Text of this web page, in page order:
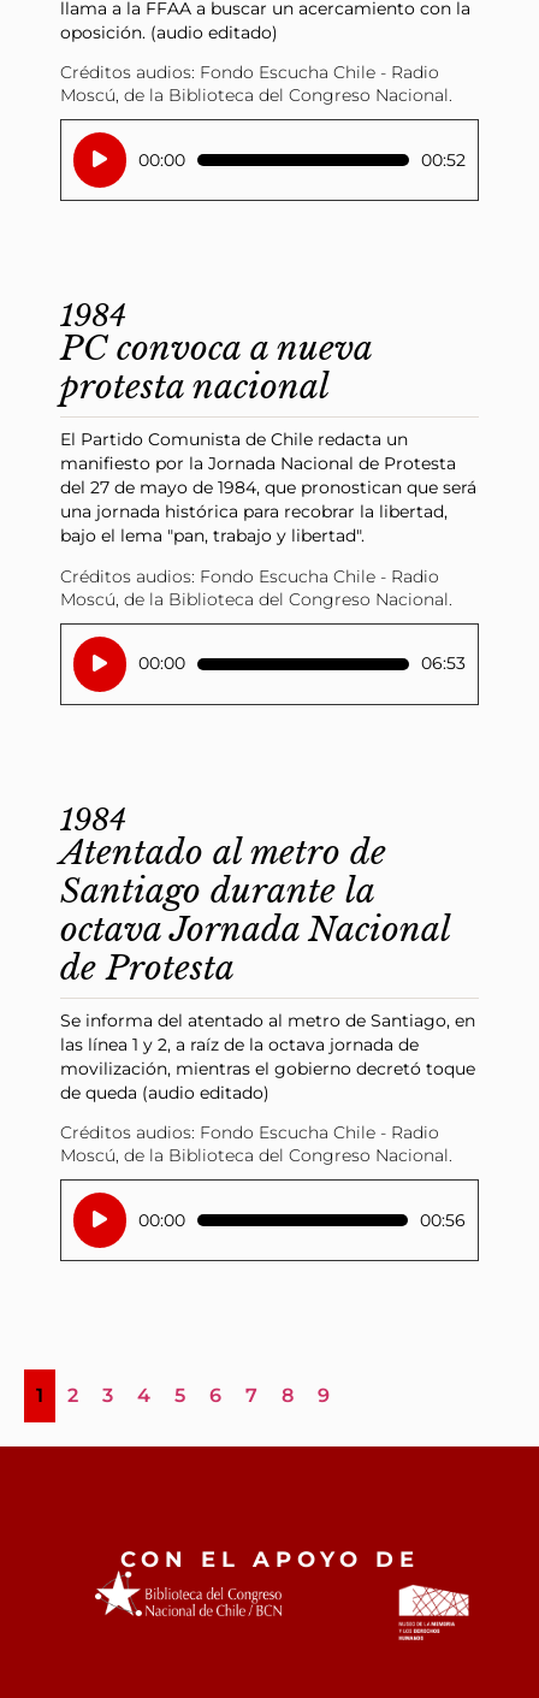
llama a la FFAA a buscar un acercamiento con la
oposición. (audio editado)
Reproductor
de
audio
00:00 00:52
Créditos audios: Fondo Escucha Chile - Radio
Moscú, de la Biblioteca del Congreso Nacional.
1984
PC convoca a nueva
protesta nacional
El Partido Comunista de Chile redacta un
manifiesto por la Jornada Nacional de Protesta
del 27 de mayo de 1984, que pronostican que será
una jornada histórica para recobrar la libertad,
bajo el lema "pan, trabajo y libertad".
Reproductor
de
audio
00:00 06:53
Créditos audios: Fondo Escucha Chile - Radio
Moscú, de la Biblioteca del Congreso Nacional.
1984
Atentado al metro de
Santiago durante la
octava Jornada Nacional
de Protesta
Se informa del atentado al metro de Santiago, en
las línea 1 y 2, a raíz de la octava jornada de
movilización, mientras el gobierno decretó toque
de queda (audio editado)
Reproductor
de
audio
00:00 00:56
Créditos audios: Fondo Escucha Chile - Radio
Moscú, de la Biblioteca del Congreso Nacional.
1 2 3 4 5 6 7 8 9
CON EL APOYO DE